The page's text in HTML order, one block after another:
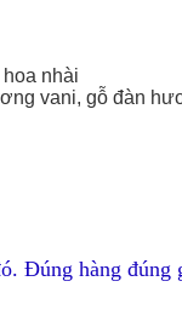
nhài
vani, gỗ đàn
Đúng hàng